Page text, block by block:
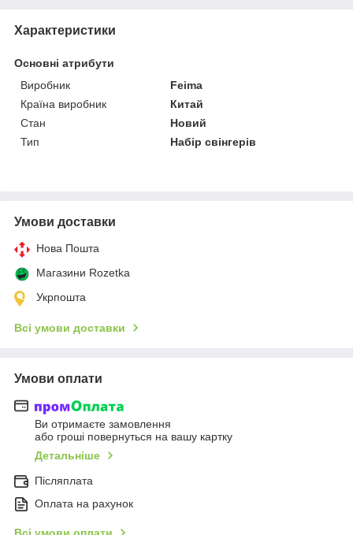
Характеристики
Основні атрибути
Виробник
Feima
Країна виробник
Китай
Стан
Новий
Тип
Набір свінгерів
Умови доставки
Нова Пошта
Магазини Rozetka
Укрпошта
Всі умови доставки
Умови оплати
Ви отримаєте замовлення
або гроші повернуться на вашу картку
Детальніше
Післяплата
Оплата на рахунок